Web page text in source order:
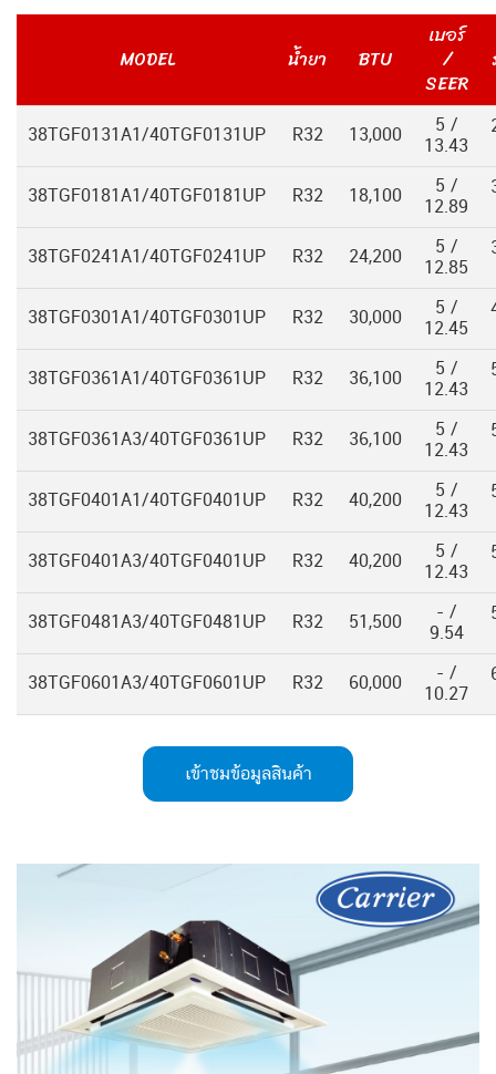
MODEL น้ำยา BTU
เบอร์
/
SEER
38TGF0131A1/40TGF0131UP R32 13,000
5 /
13.43
38TGF0181A1/40TGF0181UP R32 18,100
5 /
12.89
38TGF0241A1/40TGF0241UP R32 24,200
5 /
12.85
38TGF0301A1/40TGF0301UP R32 30,000
5 /
12.45
38TGF0361A1/40TGF0361UP R32 36,100
5 /
12.43
38TGF0361A3/40TGF0361UP R32 36,100
5 /
12.43
38TGF0401A1/40TGF0401UP R32 40,200
5 /
12.43
38TGF0401A3/40TGF0401UP R32 40,200
5 /
12.43
38TGF0481A3/40TGF0481UP R32 51,500
- /
9.54
38TGF0601A3/40TGF0601UP R32 60,000
- /
10.27
เข้าชมข้อมูลสินค้า